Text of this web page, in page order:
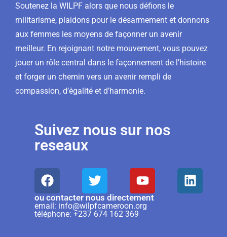
Soutenez la WILPF alors que nous défions le
militarisme, plaidons pour le désarmement et donnons
aux femmes les moyens de façonner un avenir
meilleur. En rejoignant notre mouvement, vous pouvez
jouer un rôle central dans le façonnement de l’histoire
et forger un chemin vers un avenir rempli de
compassion, d’égalité et d’harmonie.
Suivez nous sur nos
reseaux
ou contacter nous directement
email: info@wilpfcameroon.org
téléphone: +237 674 162 369